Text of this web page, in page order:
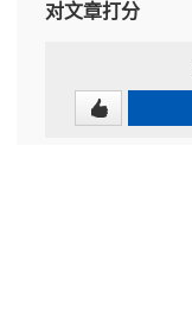
对文章打分